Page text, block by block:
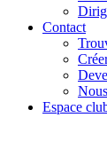
Contact
Espace